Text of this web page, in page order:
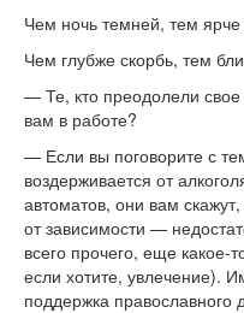
Чем ночь темней, тем ярче
Чем глубже скорбь, тем
— Те, кто преодолели
вам в работе?
— Если вы поговорите с
воздерживается от
автоматов, они вам
от зависимости —
всего прочего, еще какое-
если хотите, увлечение).
поддержка